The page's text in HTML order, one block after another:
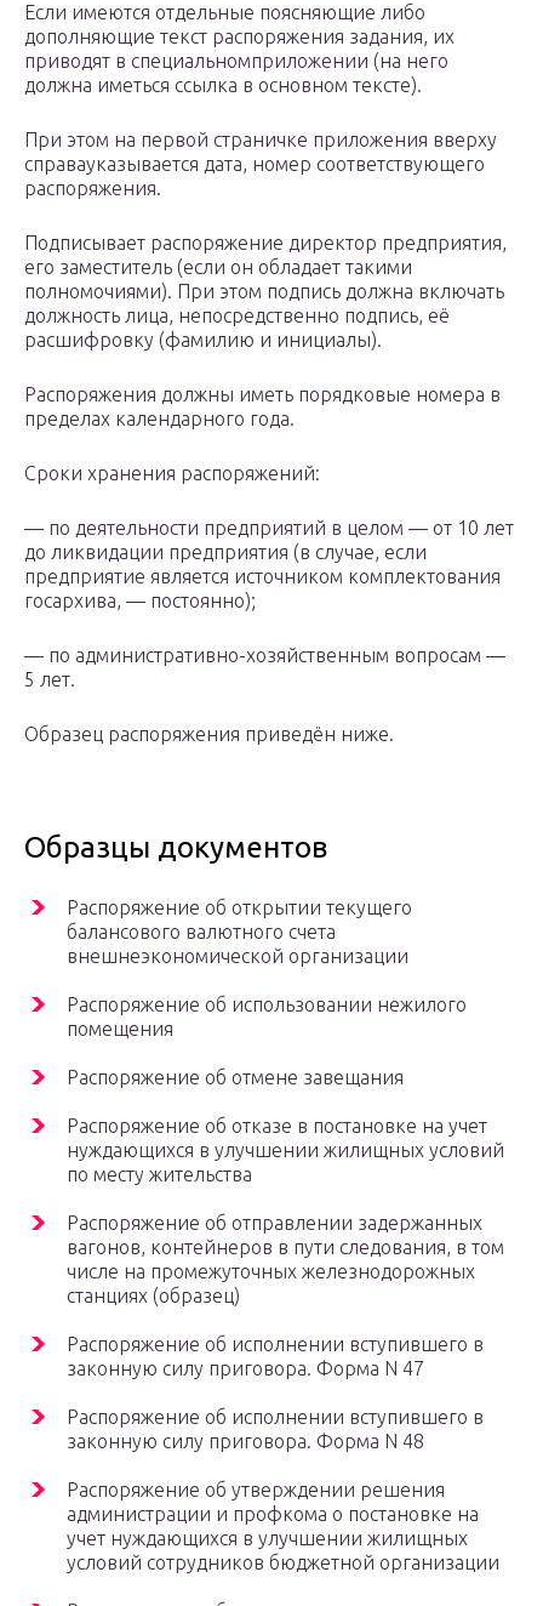
Если имеются отдельные поясняющие либо
дополняющие текст распоряжения задания, их
приводят в специальномприложении (на него
должна иметься ссылка в основном тексте).
При этом на первой страничке приложения вверху
справауказывается дата, номер соответствующего
распоряжения.
Подписывает распоряжение директор предприятия,
его заместитель (если он обладает такими
полномочиями). При этом подпись должна включать
должность лица, непосредственно подпись, её
расшифровку (фамилию и инициалы).
Распоряжения должны иметь порядковые номера в
пределах календарного года.
Сроки хранения распоряжений:
— по деятельности предприятий в целом — от 10 лет
до ликвидации предприятия (в случае, если
предприятие является источником комплектования
госархива, — постоянно);
— по административно-хозяйственным вопросам —
5 лет.
Образец распоряжения приведён ниже.
Образцы документов
Распоряжение об открытии текущего
балансового валютного счета
внешнеэкономической организации
Распоряжение об использовании нежилого
помещения
Распоряжение об отмене завещания
Распоряжение об отказе в постановке на учет
нуждающихся в улучшении жилищных условий
по месту жительства
Распоряжение об отправлении задержанных
вагонов, контейнеров в пути следования, в том
числе на промежуточных железнодорожных
станциях (образец)
Распоряжение об исполнении вступившего в
законную силу приговора. Форма N 47
Распоряжение об исполнении вступившего в
законную силу приговора. Форма N 48
Распоряжение об утверждении решения
администрации и профкома о постановке на
учет нуждающихся в улучшении жилищных
условий сотрудников бюджетной организации